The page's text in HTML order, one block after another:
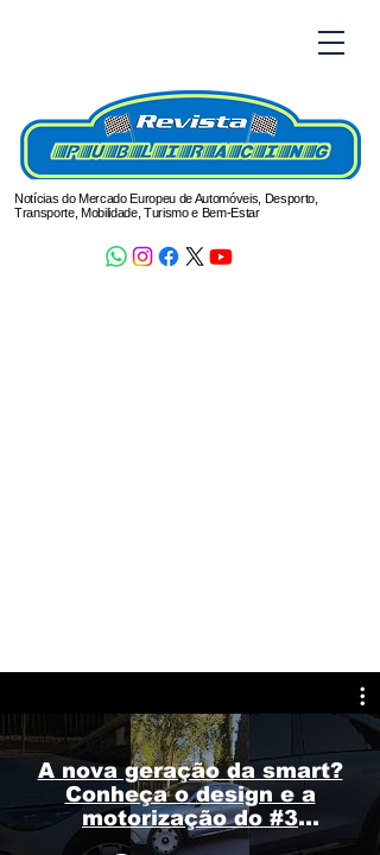
Notícias do Mercado Europeu de Automóveis, Desporto,
Transporte, Mobilidade, Turismo e Bem-Estar
A nova geração da smart?
Conheça o design e a
motorização do #3
Premium